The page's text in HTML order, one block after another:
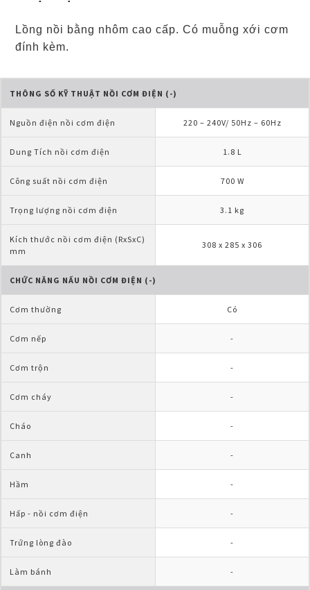
Lồng nồi bằng nhôm cao cấp. Có muỗng xới cơm
đính kèm.
THÔNG SỐ KỸ THUẬT NỒI CƠM ĐIỆN (-)
Nguồn điện nồi cơm điện 220 – 240V/ 50Hz – 60Hz
Dung Tích nồi cơm điện 1.8 L
Công suất nồi cơm điện 700 W
Trọng lượng nồi cơm điện 3.1 kg
Kích thước nồi cơm điện (RxSxC)
mm
308 x 285 x 306
CHỨC NĂNG NẤU NỒI CƠM ĐIỆN (-)
Cơm thường Có
Cơm nếp -
Cơm trộn -
Cơm cháy -
Cháo -
Canh -
Hầm -
Hấp - nồi cơm điện -
Trứng lòng đào -
Làm bánh -